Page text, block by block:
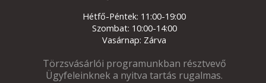
Hétfő-Péntek: 11:00-19:00
Szombat: 10:00-14:00
Vasárnap: Zárva
Törzsvásárlói programunkban résztvevő
Ügyfeleinknek a nyitva tartás rugalmas.